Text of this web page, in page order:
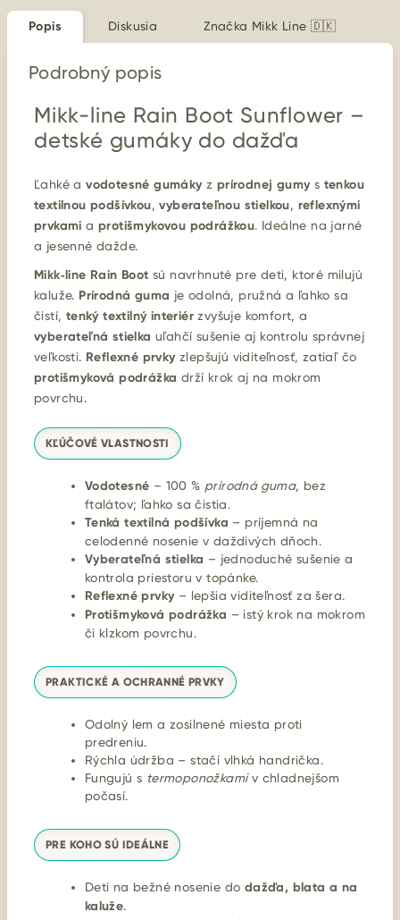
Popis Diskusia Značka Mikk Line 🇩🇰
Podrobný popis
Mikk-line Rain Boot Sunflower –
detské gumáky do dažďa
Ľahké avodotesné gumáky z prírodnej gumy s tenkou
textilnou podšívkou,vyberateľnou stielkou, reflexnými
prvkami aprotišmykovou podrážkou. Ideálne na jarné
a jesenné dažde.
Mikk‑line Rain Boot sú navrhnuté pre deti, ktoré milujú
kaluže. Prírodná guma je odolná, pružná a ľahko sa
čistí, tenký textilný interiér zvyšuje komfort, a
vyberateľná stielka uľahčí sušenie aj kontrolu správnej
veľkosti. Reflexné prvky zlepšujú viditeľnosť, zatiaľ čo
protišmyková podrážka drží krok aj na mokrom
povrchu.
KĽÚČOVÉ VLASTNOSTI
Vodotesné – 100 % prírodná guma, bez
ftalátov; ľahko sa čistia.
Tenká textilná podšívka – príjemná na
celodenné nosenie v daždivých dňoch.
Vyberateľná stielka – jednoduché sušenie a
kontrola priestoru v topánke.
Reflexné prvky – lepšia viditeľnosť za šera.
Protišmyková podrážka – istý krok na mokrom
či klzkom povrchu.
PRAKTICKÉ A OCHRANNÉ PRVKY
Odolný lem a zosilnené miesta proti
predreniu.
Rýchla údržba – stačí vlhká handrička.
Fungujú s termoponožkamiv chladnejšom
počasí.
PRE KOHO SÚ IDEÁLNE
Deti na bežné nosenie do dažďa, blata a na
kaluže.